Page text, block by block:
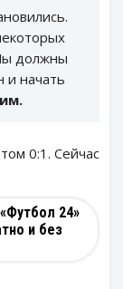
должны
и начать
0:1. Сейчас
24»
и без